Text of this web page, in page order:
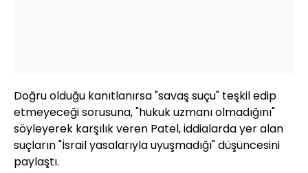
Doğru olduğu kanıtlanırsa "savaş suçu" teşkil edip
etmeyeceği sorusuna, "hukuk uzmanı olmadığını"
söyleyerek karşılık veren Patel, iddialarda yer alan
suçların "İsrail yasalarıyla uyuşmadığı" düşüncesini
paylaştı.